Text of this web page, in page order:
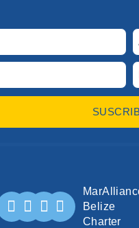
Belize
Charter